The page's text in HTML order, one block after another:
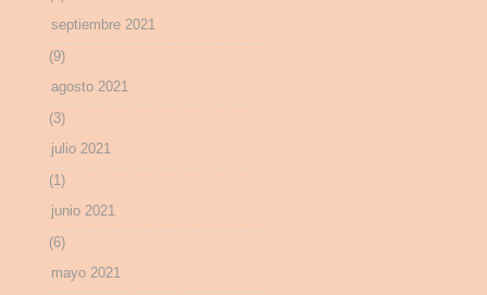
septiembre 2021
(9)
agosto 2021
(3)
julio 2021
(1)
junio 2021
(6)
mayo 2021